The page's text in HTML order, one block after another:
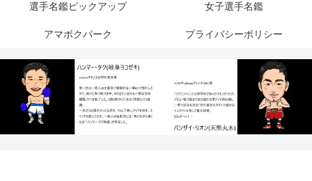
選手名鑑ピックアップ 女子選手名鑑
アマボクパーク プライバシーポリシー